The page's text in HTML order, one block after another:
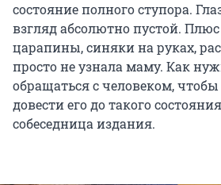
состояние полного ступора.
взгляд абсолютно пустой.
царапины, синяки на руках,
просто не узнала маму. Как
обращаться с человеком,
довести его до такого
собеседница издания.